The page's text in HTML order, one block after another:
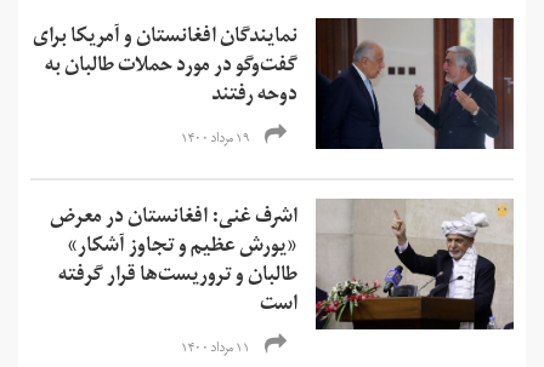
نمایندگان افغانستان و آمریکا برای
گفت‌و‌گو در مورد حملات طالبان به
دوحه رفتند
۱۹ مرداد ۱۴۰۰
اشرف غنی: افغانستان در معرض
«یورش عظیم و تجاوز آشکار»
طالبان و تروریست‌ها قرار گرفته
است
۱۱ مرداد ۱۴۰۰